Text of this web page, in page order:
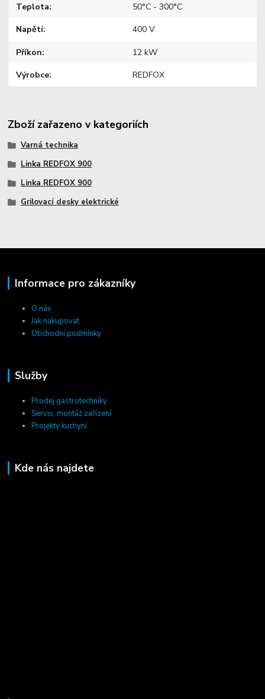
Teplota 50°C - 300°C
Napětí 400 V
Příkon 12 kW
Výrobce REDFOX
Zboží zařazeno v kategoriích
Varná technika
Linka REDFOX 900
Linka REDFOX 900
Grilovací desky elektrické
Informace pro zákazníky
O nás
Jak nakupovat
Obchodní podmínky
Služby
Prodej gastrotechniky
Servis, montáž zařízení
Projekty kuchyní
Kde nás najdete